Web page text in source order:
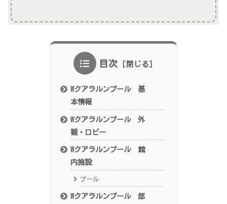
目次
Wクアラルンプール 基
本情報
Wクアラルンプール 外
観・ロビー
Wクアラルンプール 館
内施設
プール
Wクアラルンプール 部